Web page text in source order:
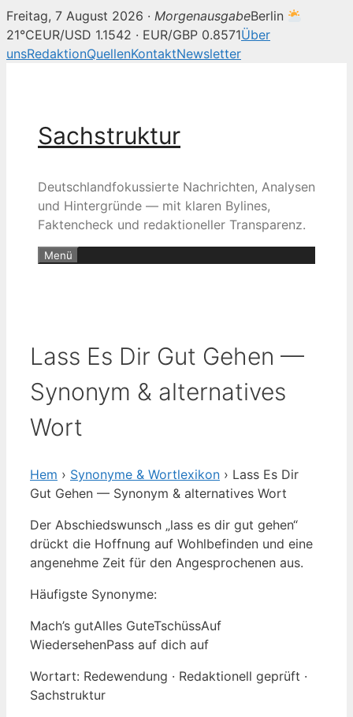
Freitag, 7 August 2026 · MorgenausgabeBerlin
21°CEUR/USD 1.1542 · EUR/GBP 0.8571Über
unsRedaktionQuellenKontaktNewsletter
Sachstruktur
Deutschlandfokussierte Nachrichten, Analysen
und Hintergründe — mit klaren Bylines,
Faktencheck und redaktioneller Transparenz.
Menü
Lass Es Dir Gut Gehen —
Synonym & alternatives
Wort
Hem › Synonyme & Wortlexikon › Lass Es Dir
Gut Gehen — Synonym & alternatives Wort
Der Abschiedswunsch „lass es dir gut gehen“
drückt die Hoffnung auf Wohlbefinden und eine
angenehme Zeit für den Angesprochenen aus.
Häufigste Synonyme:
Mach’s gutAlles GuteTschüssAuf
WiedersehenPass auf dich auf
Wortart: Redewendung · Redaktionell geprüft ·
Sachstruktur